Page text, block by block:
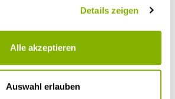
Details zeigen
Alle akzeptieren
Auswahl erlauben
und Vergabe